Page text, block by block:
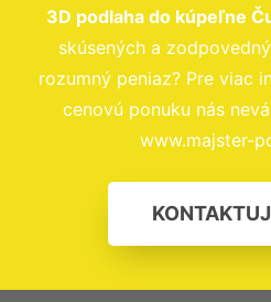
3D podlaha do kúpeľne
skúsených a
rozumný peniaz? Pre viac
cenovú ponuku nás
www.majster-